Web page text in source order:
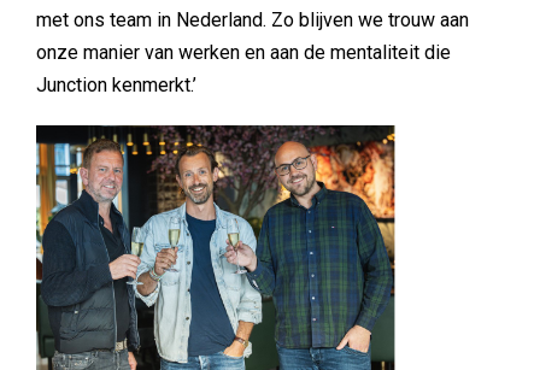
met ons team in Nederland. Zo blijven we trouw aan
onze manier van werken en aan de mentaliteit die
Junction kenmerkt.’